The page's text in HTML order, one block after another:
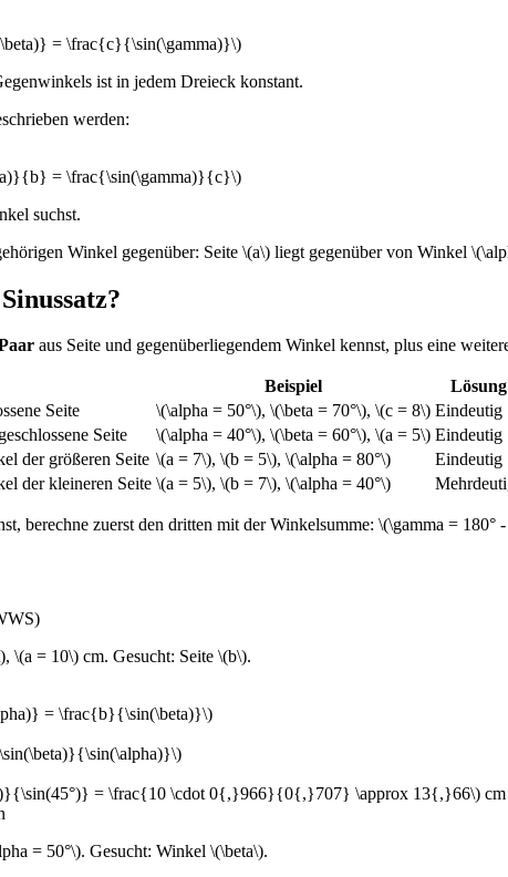
= \frac{c}{\sin(\gamma)}\)
ist in jedem Dreieck konstant.
werden:
= \frac{\sin(\gamma)}{c}\)
suchst.
Winkel gegenüber: Seite \(a\) liegt gegenüber von Winkel
aus Seite und gegenüberliegendem Winkel kennst, plus eine
Beispiel
Lösung
Seite \(\alpha = 50°\), \(\beta = 70°\), \(c = 8\) Eindeutig
Seite \(\alpha = 40°\), \(\beta = 60°\), \(a = 5\) Eindeutig
der größeren Seite \(a = 7\), \(b = 5\), \(\alpha = 80°\)
Eindeutig
der kleineren Seite \(a = 5\), \(b = 7\), \(\alpha = 40°\)
berechne zuerst den dritten mit der Winkelsumme: \(\gamma = 180°
\(a = 10\) cm. Gesucht: Seite \(b\).
= \frac{b}{\sin(\beta)}\)
= \frac{10 \cdot 0{,}966}{0{,}707} \approx 13{,}66\) cm
= 50°\). Gesucht: Winkel \(\beta\).